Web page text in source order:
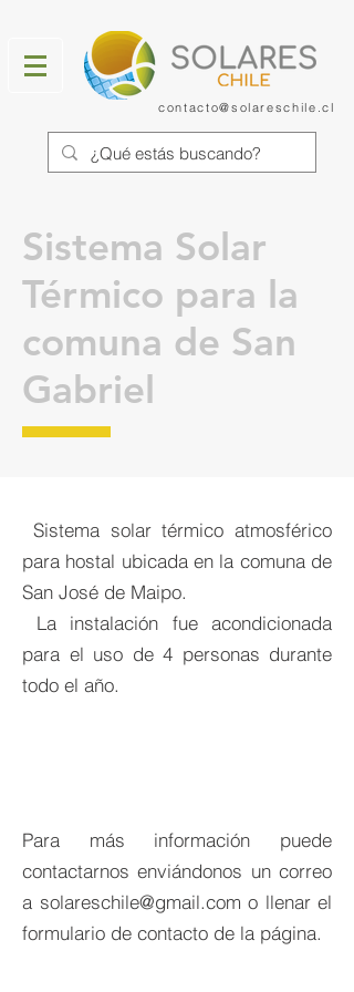
contacto@solareschile.cl
Sistema Solar
Térmico para la
comuna de San
Gabriel
Sistema solar térmico atmosférico
para hostal ubicada en la comuna de
San José de Maipo.
La instalación fue acondicionada
para el uso de 4 personas durante
todo el año.
Para más información puede
contactarnos enviándonos un correo
a solareschile@gmail.com o llenar el
formulario de contacto de la página.